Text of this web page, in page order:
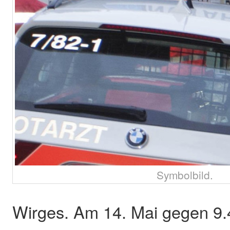
Symbolbild.
Wirges. Am 14. Mai gegen